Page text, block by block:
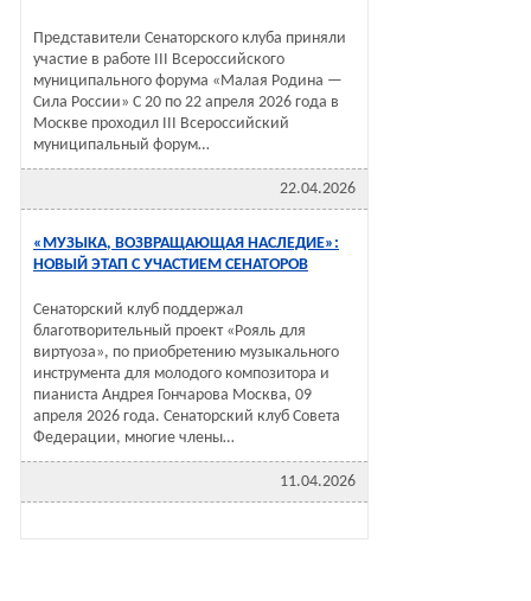
Представители Сенаторского клуба приняли
участие в работе III Всероссийского
муниципального форума «Малая Родина —
Сила России» С 20 по 22 апреля 2026 года в
Москве проходил III Всероссийский
муниципальный форум…
22.04.2026
«МУЗЫКА, ВОЗВРАЩАЮЩАЯ НАСЛЕДИЕ»:
НОВЫЙ ЭТАП С УЧАСТИЕМ СЕНАТОРОВ
Сенаторский клуб поддержал
благотворительный проект «Рояль для
виртуоза», по приобретению музыкального
инструмента для молодого композитора и
пианиста Андрея Гончарова Москва, 09
апреля 2026 года. Сенаторский клуб Совета
Федерации, многие члены…
11.04.2026